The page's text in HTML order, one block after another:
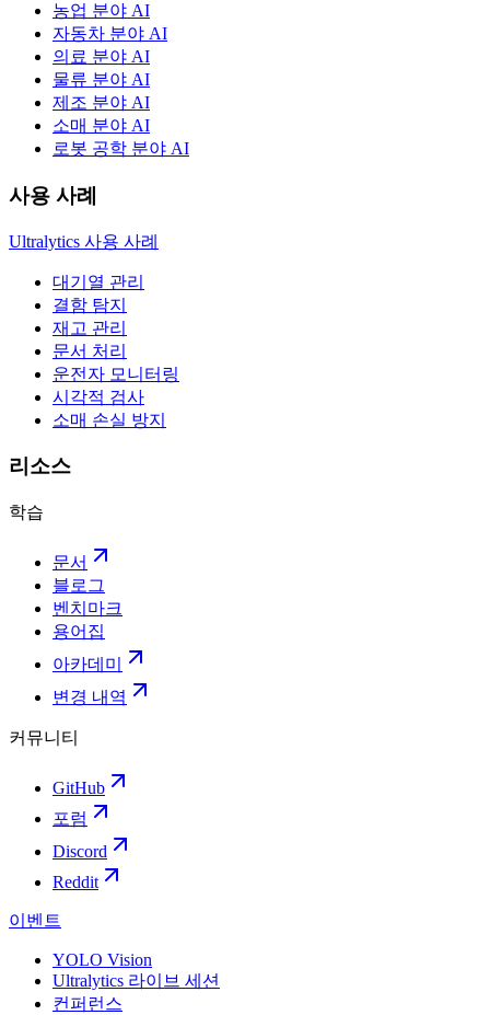
농업 분야 AI
자동차 분야 AI
의료 분야 AI
물류 분야 AI
제조 분야 AI
소매 분야 AI
로봇 공학 분야 AI
사용 사례
Ultralytics 사용 사례
대기열 관리
결함 탐지
재고 관리
문서 처리
운전자 모니터링
시각적 검사
소매 손실 방지
리소스
학습
문서
블로그
벤치마크
용어집
아카데미
변경 내역
커뮤니티
GitHub
포럼
Discord
Reddit
이벤트
YOLO Vision
Ultralytics 라이브 세션
컨퍼런스